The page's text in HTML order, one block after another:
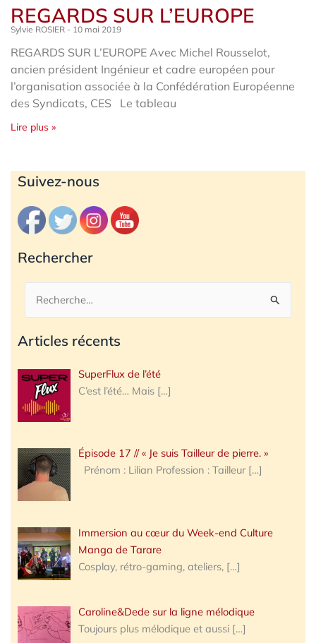
REGARDS SUR L’EUROPE
Sylvie ROSIER 10 mai 2019
REGARDS SUR L’EUROPE Avec Michel Rousselot,
ancien président Ingénieur et cadre européen pour
l’organisation associée à la Confédération Européenne
des Syndicats, CES Le tableau
Lire plus »
Suivez-nous
Rechercher
Rechercher :
Articles récents
SuperFlux de l’été
C’est l’été… Mais […]
Épisode 17 // « Je suis Tailleur de pierre. »
Prénom : Lilian Profession : Tailleur […]
Immersion au cœur du Week-end Culture
Manga de Tarare
Cosplay, rétro-gaming, ateliers, […]
Caroline&Dede sur la ligne mélodique
Toujours plus mélodique et aussi […]
Archives